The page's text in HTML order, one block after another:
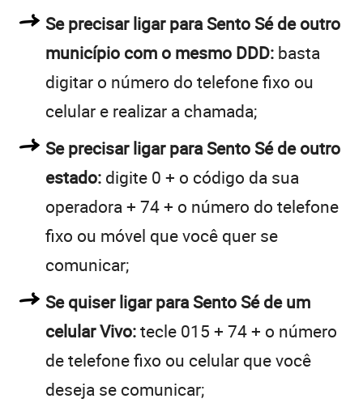
Se precisar ligar para Sento Sé de outro
município com o mesmo DDD: basta
digitar o número do telefone fixo ou
celular e realizar a chamada;
Se precisar ligar para Sento Sé de outro
estado: digite 0 + o código da sua
operadora + 74 + o número do telefone
fixo ou móvel que você quer se
comunicar;
Se quiser ligar para Sento Sé de um
celular Vivo:tecle 015 + 74 + o número
de telefone fixo ou celular que você
deseja se comunicar;